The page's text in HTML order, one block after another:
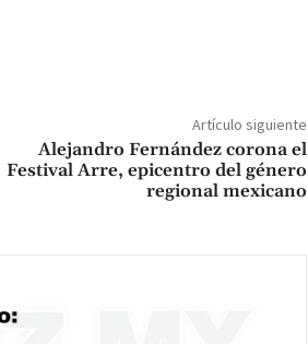
Artículo siguiente
Alejandro Fernández corona el
Festival Arre, epicentro del género
regional mexicano